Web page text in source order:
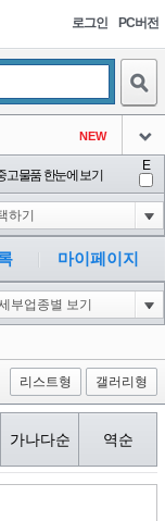
로그인 PC버전
NEW
아이콘
아이콘
아이콘
1
아이콘
1
고물품 한눈에 보기
E
마이페이지
리스트형 갤러리형
가나다순 역순